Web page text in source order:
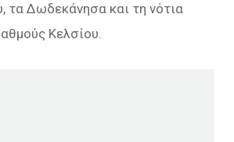
τα Δωδεκάνησα και τη νότια
Κελσίου.